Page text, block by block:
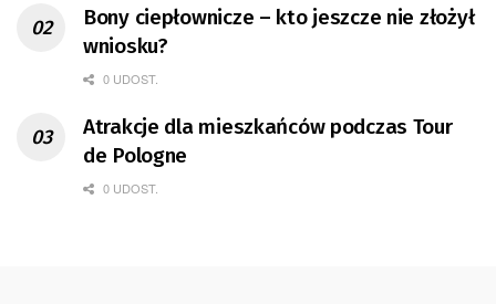
Bony ciepłownicze – kto jeszcze nie złożył
wniosku?
0 UDOST.
Atrakcje dla mieszkańców podczas Tour
de Pologne
0 UDOST.